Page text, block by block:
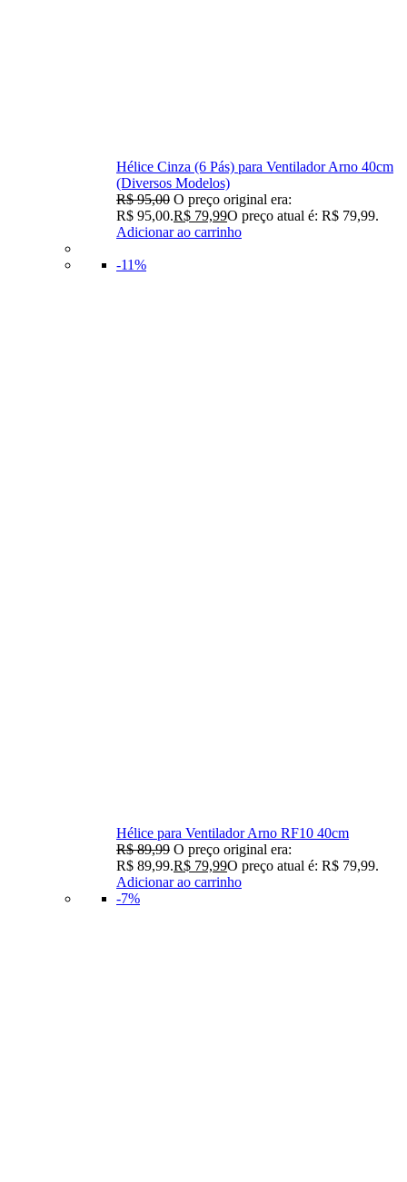
Hélice Cinza (6 Pás) para Ventilador Arno 40cm
(Diversos Modelos)
R$95,00 O preço original era:
R$ 95,00.R$ 79,99O preço atual é: R$ 79,99.
Adicionar ao carrinho
-11%
Hélice para Ventilador Arno RF10 40cm
R$89,99 O preço original era:
R$ 89,99.R$ 79,99O preço atual é: R$ 79,99.
Adicionar ao carrinho
-7%